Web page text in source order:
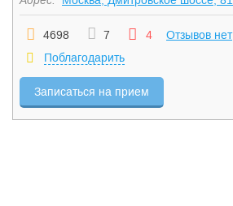
4698 7 4
Отзывов нет
Поблагодарить
Записаться на прием